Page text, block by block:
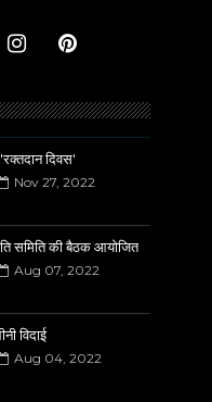
दिवस'
Nov 27, 2022
समिति की बैठक आयोजित
Aug 07, 2022
विदाई
Aug 04, 2022